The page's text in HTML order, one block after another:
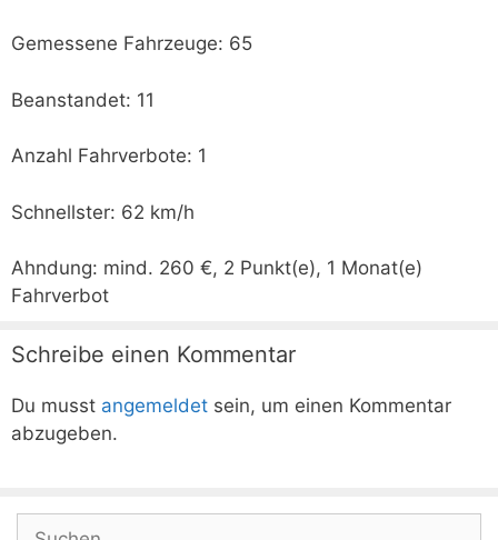
Gemessene Fahrzeuge: 65
Beanstandet: 11
Anzahl Fahrverbote: 1
Schnellster: 62 km/h
Ahndung: mind. 260 €, 2 Punkt(e), 1 Monat(e)
Fahrverbot
Schreibe einen Kommentar
Du musst angemeldet sein, um einen Kommentar
abzugeben.